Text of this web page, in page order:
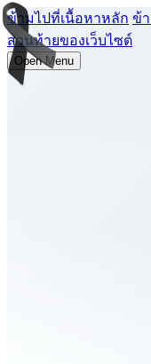
ข้ามไปที่เนื้อหาหลัก ข้
ส่วนท้ายของเว็บไซต์
Open Menu